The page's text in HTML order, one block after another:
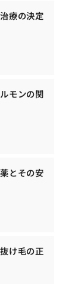
療の決定
モンの関
とその安
け毛の正